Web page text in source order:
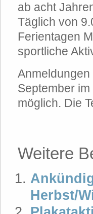
ab acht
Täglich von
Ferientagen
sportliche
September
möglich. Die
Weitere
Herbst/